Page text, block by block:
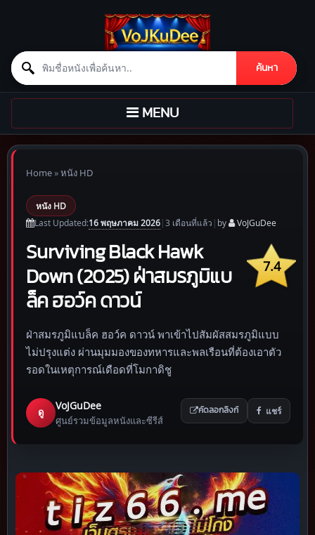
Search for:
ค้นหา
Skip to content
TOGGLE
NAVIGATION
MENU
Home»หนัง HD
หนัง HD
Last Updated:16 พฤษภาคม 2026|3 เดือนที่แล้ว | by VoJGuDee
7.4
Surviving Black Hawk
Down (2025) ฝ่าสมรภูมิแบ
ล็ค ฮอว์ค ดาวน์
ฝ่าสมรภูมิแบล็ค ฮอว์ค ดาวน์ พาเข้าไปสัมผัสสมรภูมิแบบ
ไม่ปรุงแต่ง ผ่านมุมมองของทหารและพลเรือนที่ต้องเอาตัว
รอดในเหตุการณ์เดือดที่โมกาดิชู
ดู
VoJGuDee
ศูนย์รวมข้อมูลหนังและซีรีส์
คัดลอกลิงก์ แชร์